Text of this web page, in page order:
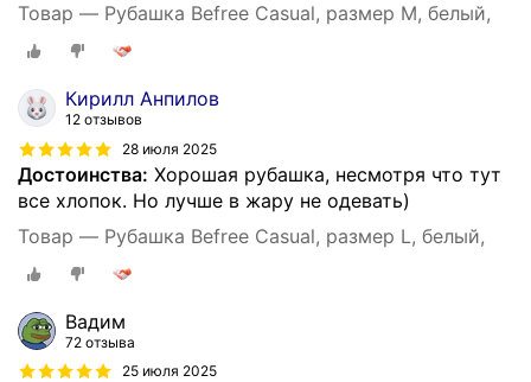
Товар — Рубашка Befree Casual, размер M, белый,
Кирилл Анпилов
12 отзывов
28 июля 2025
Достоинства: Хорошая рубашка, несмотря что тут
все хлопок. Но лучше в жару не одевать)
Товар — Рубашка Befree Casual, размер L, белый,
Вадим
72 отзыва
25 июля 2025